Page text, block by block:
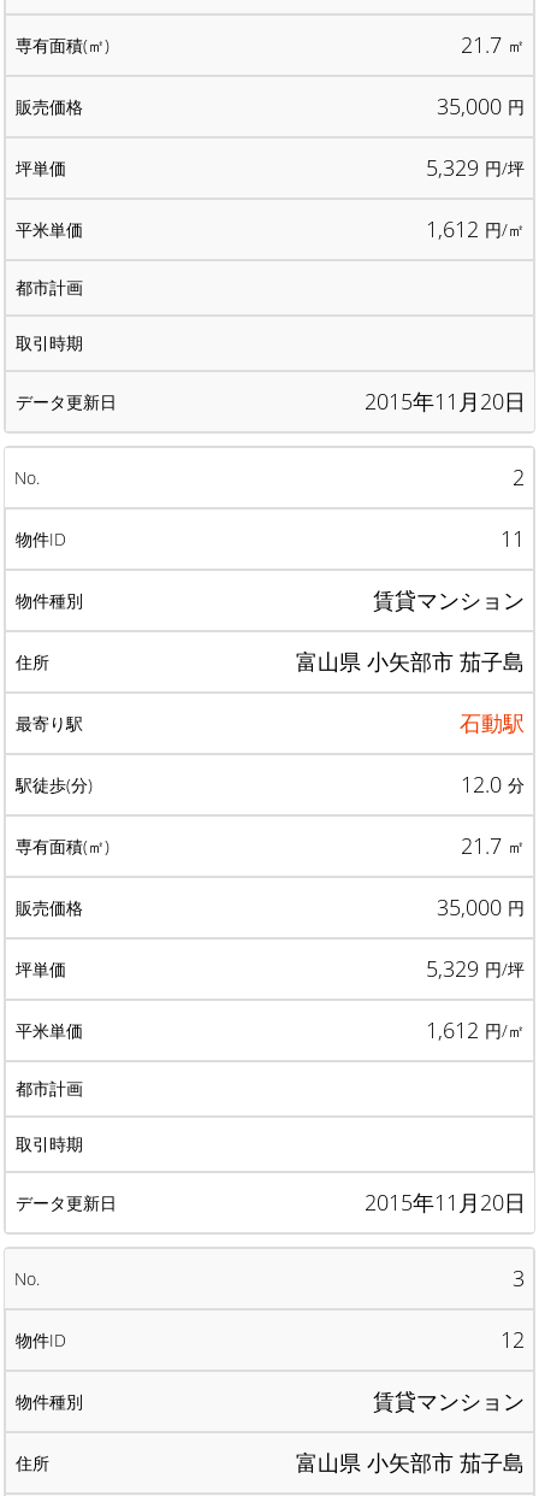
21.7 ㎡
35,000 円
5,329 円/坪
1,612 円/㎡
2015年11月20日
2
11
賃貸マンション
富山県 小矢部市 茄子島
石動駅
12.0 分
21.7 ㎡
35,000 円
5,329 円/坪
1,612 円/㎡
2015年11月20日
3
12
賃貸マンション
富山県 小矢部市 茄子島